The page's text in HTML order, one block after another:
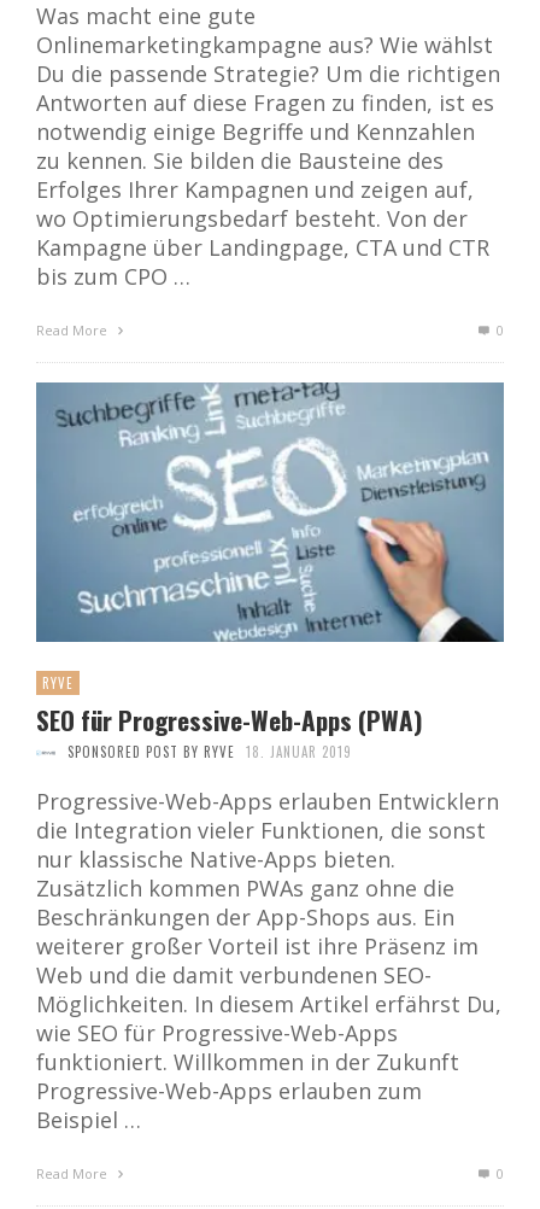
Was macht eine gute
Onlinemarketingkampagne aus? Wie wählst
Du die passende Strategie? Um die richtigen
Antworten auf diese Fragen zu finden, ist es
notwendig einige Begriffe und Kennzahlen
zu kennen. Sie bilden die Bausteine des
Erfolges Ihrer Kampagnen und zeigen auf,
wo Optimierungsbedarf besteht. Von der
Kampagne über Landingpage, CTA und CTR
bis zum CPO …
Read More 0
RYVE
SEO für Progressive-Web-Apps (PWA)
SPONSORED POST BY RYVE 18. JANUAR 2019
Progressive-Web-Apps erlauben Entwicklern
die Integration vieler Funktionen, die sonst
nur klassische Native-Apps bieten.
Zusätzlich kommen PWAs ganz ohne die
Beschränkungen der App-Shops aus. Ein
weiterer großer Vorteil ist ihre Präsenz im
Web und die damit verbundenen SEO-
Möglichkeiten. In diesem Artikel erfährst Du,
wie SEO für Progressive-Web-Apps
funktioniert. Willkommen in der Zukunft
Progressive-Web-Apps erlauben zum
Beispiel …
Read More 0